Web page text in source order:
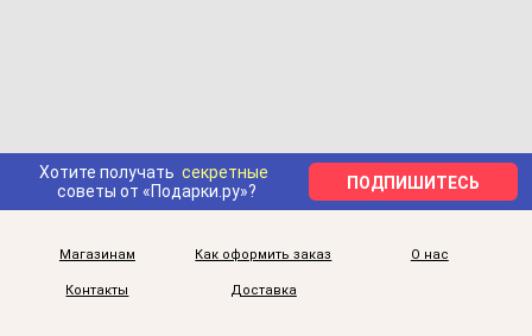
Хотите получать секретные
советы от «Подарки.ру»?
ПОДПИШИТЕСЬ
Магазинам Как оформить заказ О нас
Контакты Доставка